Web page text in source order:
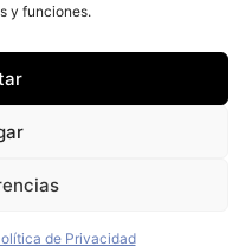
y funciones.
de Privacidad
70, 1ºB - 28003 - Madrid